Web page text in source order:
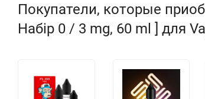
Покупатели, которые
Набір 0 / 3 mg, 60 ml ] для